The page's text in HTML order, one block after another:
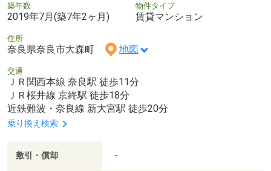
築年数
2019年7月(築7年2ヶ月)
物件タイプ
賃貸マンション
住所
奈良県奈良市大森町 地図
交通
ＪＲ関西本線 奈良駅 徒歩11分
ＪＲ桜井線 京終駅 徒歩18分
近鉄難波・奈良線 新大宮駅 徒歩20分
乗り換え検索
敷引・償却 -